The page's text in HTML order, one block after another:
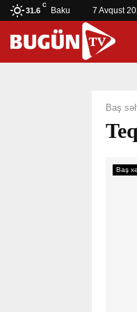
31.6
C
Baku 7 Avqust
Baş
Baş